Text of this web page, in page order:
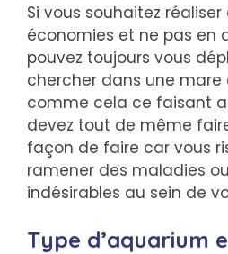
Si vous souhaitez
économies et ne pas en
pouvez toujours vous
chercher dans une mare
comme cela ce faisant
devez tout de même
façon de faire car vous
ramener des maladies
indésirables au sein de
Type d’aquarium